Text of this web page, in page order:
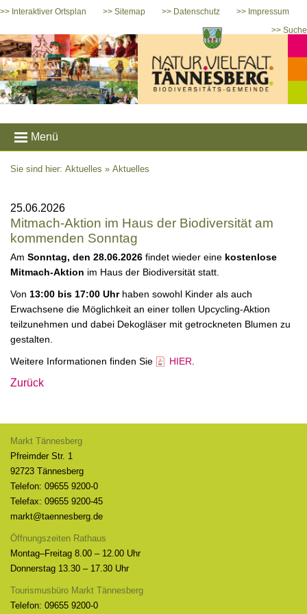
>> Interaktiver Ortsplan >> Sitemap >> Datenschutz
>> Impressum
>> Suche
Menü
Sie sind hier: Aktuelles » Aktuelles
25.06.2026
Mitmach-Aktion im Haus der Biodiversität am
kommenden Sonntag
Am Sonntag, den 28.06.2026 findet wieder eine kostenlose
Mitmach-Aktion im Haus der Biodiversität statt.
Von 13:00 bis 17:00 Uhrhaben sowohl Kinder als auch
Erwachsene die Möglichkeit an einer tollen Upcycling-Aktion
teilzunehmen und dabei Dekogläser mit getrockneten Blumen zu
gestalten.
Weitere Informationen finden Sie
HIER
Zurück
Markt Tännesberg
Pfreimder Str. 1
92723 Tännesberg
Telefon: 09655 9200-0
Telefax: 09655 9200-45
markt@taennesberg.de
Öffnungszeiten Rathaus
Montag–Freitag 8.00 – 12.00 Uhr
Donnerstag 13.30 – 17.30 Uhr
Tourismusbüro Markt Tännesberg
Telefon: 09655 9200-0